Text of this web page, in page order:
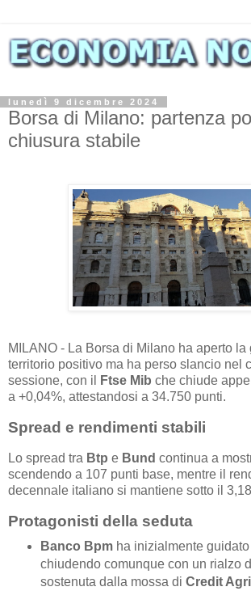
lunedì 9 dicembre 2024
Borsa di Milano: partenza
chiusura stabile
MILANO - La Borsa di Milano ha aperto la
territorio positivo ma ha perso slancio nel
sessione, con il
Ftse Mib che chiude
a +0,04%, attestandosi a 34.750 punti.
Spread e rendimenti stabili
Lo spread tra Btp e Bund continua a
scendendo a 107 punti base, mentre il
decennale italiano si mantiene sotto il
Protagonisti della seduta
Banco Bpmha inizialmente
chiudendo comunque con un rialzo
sostenuta dalla mossa di Credit